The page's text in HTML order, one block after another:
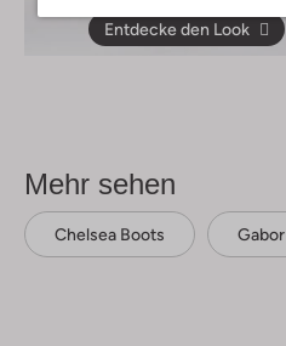
Entdecke den Look
Mehr sehen
Chelsea Boots Gabor